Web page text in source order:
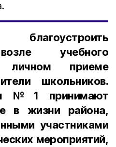
учебного
личном приеме
школьников.
№1 принимают
в жизни района,
участниками
мероприятий,